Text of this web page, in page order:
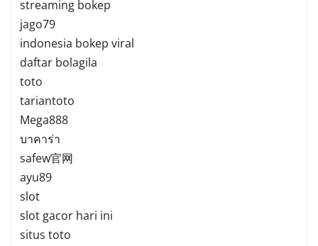
streaming bokep
jago79
indonesia bokep viral
daftar bolagila
toto
tariantoto
Mega888
บาคาร่า
safew官网
ayu89
slot
slot gacor hari ini
situs toto